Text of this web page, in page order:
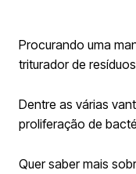
Procurando uma
triturador de
Dentre as várias
proliferação de
Quer saber mais